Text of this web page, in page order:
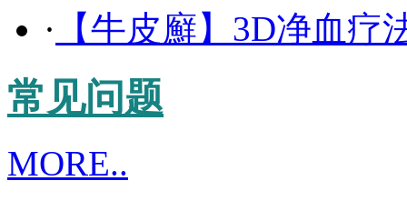
· 【牛皮廯】3D净血疗
常见问题
MORE..